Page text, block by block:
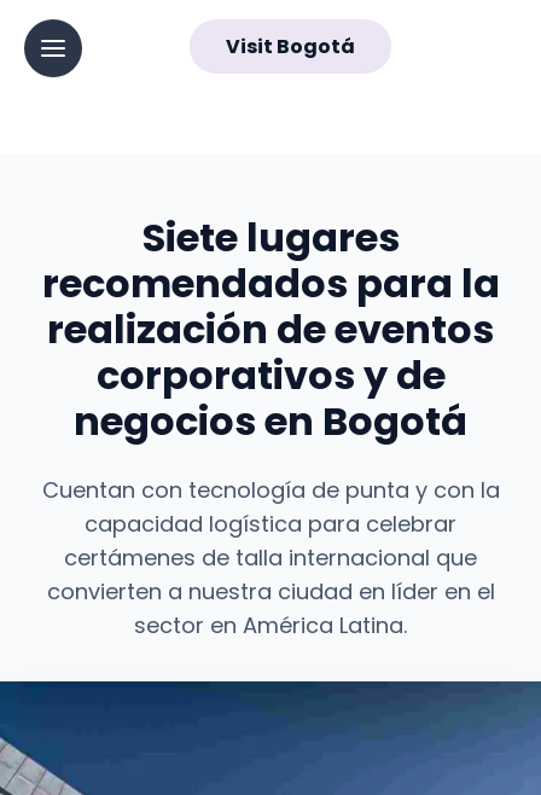
Abrir menú principal
Navegación
Visit Bogotá
Siete lugares
recomendados para la
realización de eventos
corporativos y de
negocios en Bogotá
Cuentan con tecnología de punta y con la
capacidad logística para celebrar
certámenes de talla internacional que
convierten a nuestra ciudad en líder en el
sector en América Latina.